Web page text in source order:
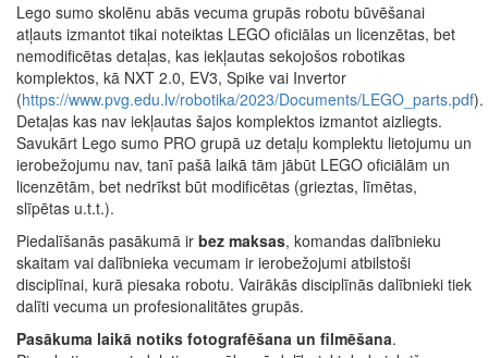
Lego sumo skolēnu abās vecuma grupās robotu būvēšanai
atļauts izmantot tikai noteiktas LEGO oficiālas un licenzētas, bet
nemodificētas detaļas, kas iekļautas sekojošos robotikas
komplektos, kā NXT 2.0, EV3, Spike vai Invertor
(https://www.pvg.edu.lv/robotika/2023/Documents/LEGO_parts.pdf).
Detaļas kas nav iekļautas šajos komplektos izmantot aizliegts.
Savukārt Lego sumo PRO grupā uz detaļu komplektu lietojumu un
ierobežojumu nav, tanī pašā laikā tām jābūt LEGO oficiālām un
licenzētām, bet nedrīkst būt modificētas (grieztas, līmētas,
slīpētas u.t.t.).
Piedalīšanās pasākumā ir bez maksas, komandas dalībnieku
skaitam vai dalībnieka vecumam ir ierobežojumi atbilstoši
disciplīnai, kurā piesaka robotu. Vairākās disciplīnās dalībnieki tiek
dalīti vecuma un profesionalitātes grupās.
Pasākuma laikā notiks fotografēšana un filmēšana.